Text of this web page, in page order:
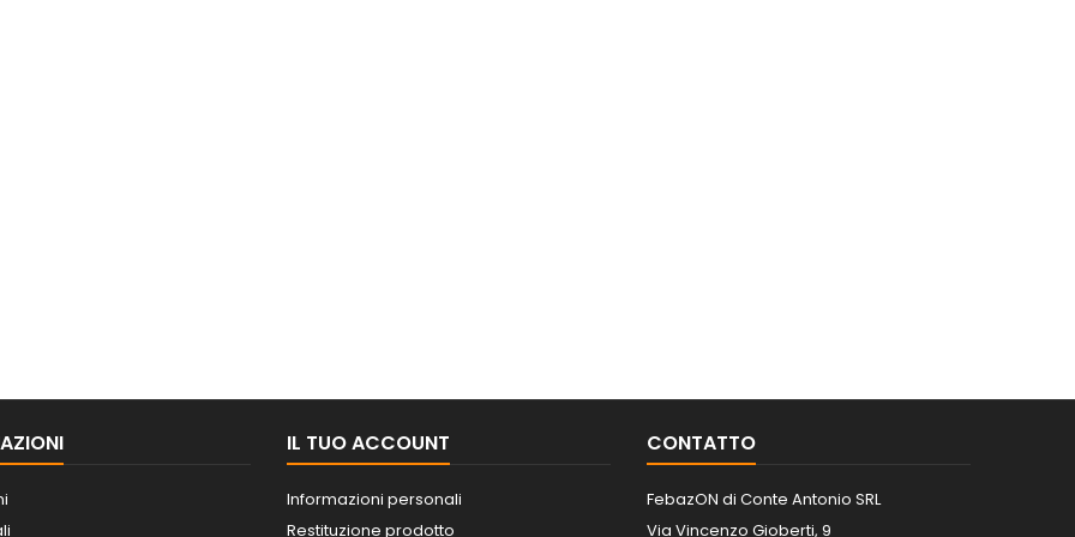
IL TUO ACCOUNT
Informazioni personali
Restituzione prodotto
CONTATTO
FebazON di Conte Antonio SRL
Via Vincenzo Gioberti, 9